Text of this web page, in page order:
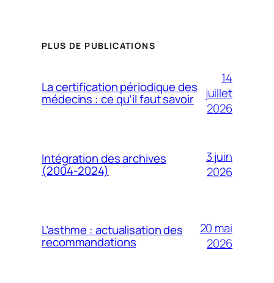
PLUS DE PUBLICATIONS
La certification périodique des
médecins : ce qu’il faut savoir
14
juillet
2026
Intégration des archives
(2004-2024)
3 juin
2026
L’asthme : actualisation des
recommandations
20 mai
2026